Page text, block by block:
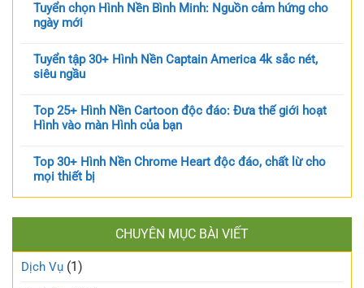
Tuyển chọn Hình Nền Bình Minh: Nguồn cảm hứng cho
ngày mới
Tuyển tập 30+ Hình Nền Captain America 4k sắc nét,
siêu ngầu
Top 25+ Hình Nền Cartoon độc đáo: Đưa thế giới hoạt
Hình vào màn Hình của bạn
Top 30+ Hình Nền Chrome Heart độc đáo, chất lừ cho
mọi thiết bị
CHUYÊN MỤC BÀI VIẾT
Dịch Vụ (1)